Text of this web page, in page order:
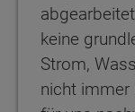
keine
Strom,
nicht immer